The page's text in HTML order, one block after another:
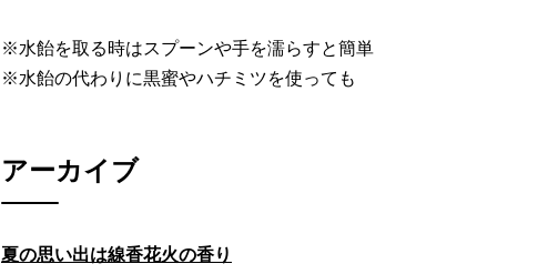
※水飴を取る時はスプーンや手を濡らすと簡単
※水飴の代わりに黒蜜やハチミツを使っても
アーカイブ
夏の思い出は線香花火の香り